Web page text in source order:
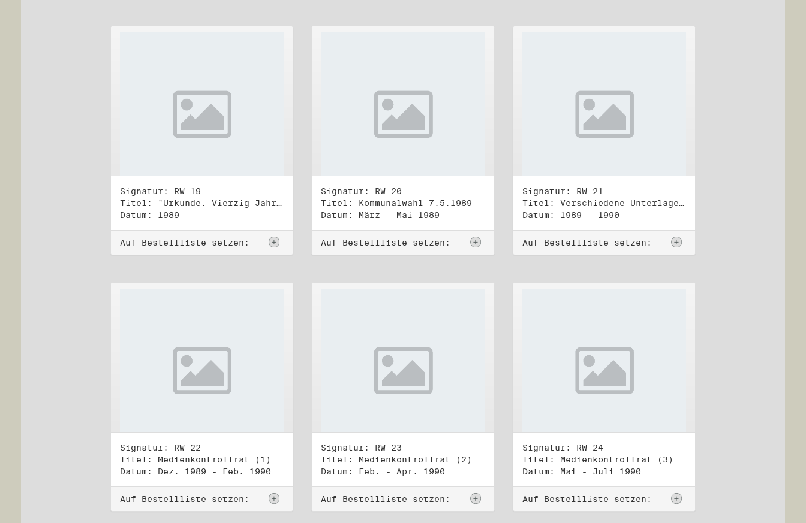
Signatur: RW 19
Titel: "Urkunde. Vierzig Jahre"
Datum: 1989
Auf Bestellliste setzen:
Signatur: RW 20
Titel: Kommunalwahl 7.5.1989
Datum: März - Mai 1989
Auf Bestellliste setzen:
Signatur: RW 21
Titel: Verschiedene Unterlagen, Herbst 1989 bis Herbst 1990
Datum: 1989 - 1990
Auf Bestellliste setzen:
Signatur: RW 22
Titel: Medienkontrollrat (1)
Datum: Dez. 1989 - Feb. 1990
Auf Bestellliste setzen:
Signatur: RW 23
Titel: Medienkontrollrat (2)
Datum: Feb. - Apr. 1990
Auf Bestellliste setzen:
Signatur: RW 24
Titel: Medienkontrollrat (3)
Datum: Mai - Juli 1990
Auf Bestellliste setzen: